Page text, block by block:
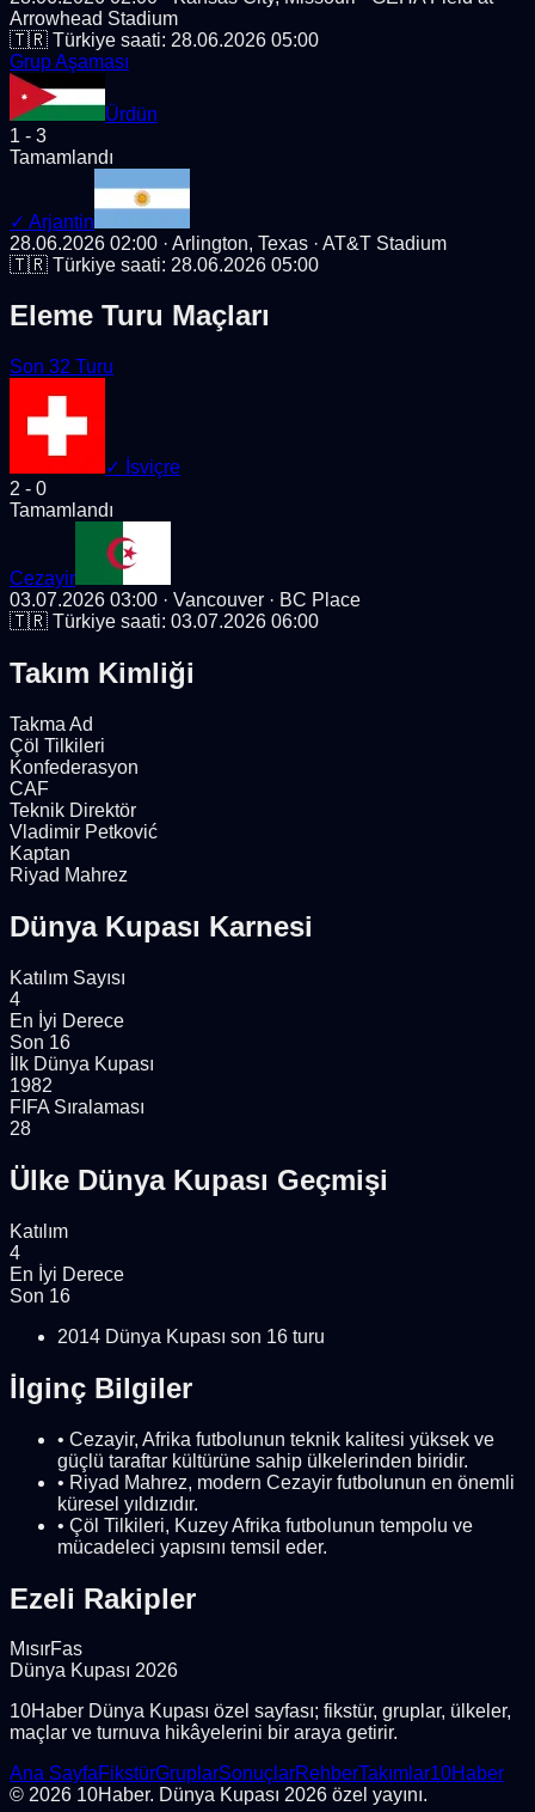
Arrowhead Stadium
🇹🇷 Türkiye saati: 28.06.2026 05:00
Grup Aşaması
Ürdün
1 - 3
Tamamlandı
✓ Arjantin
28.06.2026 02:00 · Arlington, Texas · AT&T Stadium
🇹🇷 Türkiye saati: 28.06.2026 05:00
Eleme Turu Maçları
Son 32 Turu
✓ İsviçre
2 - 0
Tamamlandı
Cezayir
03.07.2026 03:00 · Vancouver · BC Place
🇹🇷 Türkiye saati: 03.07.2026 06:00
Takım Kimliği
Takma Ad
Çöl Tilkileri
Konfederasyon
CAF
Teknik Direktör
Vladimir Petković
Kaptan
Riyad Mahrez
Dünya Kupası Karnesi
Katılım Sayısı
4
En İyi Derece
Son 16
İlk Dünya Kupası
1982
FIFA Sıralaması
28
Ülke Dünya Kupası Geçmişi
Katılım
4
En İyi Derece
Son 16
2014 Dünya Kupası son 16 turu
İlginç Bilgiler
• Cezayir, Afrika futbolunun teknik kalitesi yüksek ve
güçlü taraftar kültürüne sahip ülkelerinden biridir.
• Riyad Mahrez, modern Cezayir futbolunun en önemli
küresel yıldızıdır.
• Çöl Tilkileri, Kuzey Afrika futbolunun tempolu ve
mücadeleci yapısını temsil eder.
Ezeli Rakipler
MısırFas
Dünya Kupası 2026
10Haber Dünya Kupası özel sayfası; fikstür, gruplar, ülkeler,
maçlar ve turnuva hikâyelerini bir araya getirir.
Ana SayfaFikstürGruplarSonuçlarRehberTakımlar10Haber
© 2026 10Haber. Dünya Kupası 2026 özel yayını.